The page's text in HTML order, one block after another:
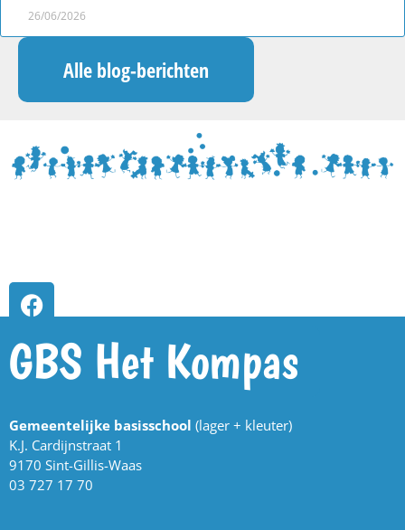
26/06/2026
Alle blog-berichten
GBS Het Kompas
Gemeentelijke basisschool (lager + kleuter)
K.J. Cardijnstraat 1
9170 Sint-Gillis-Waas
03 727 17 70